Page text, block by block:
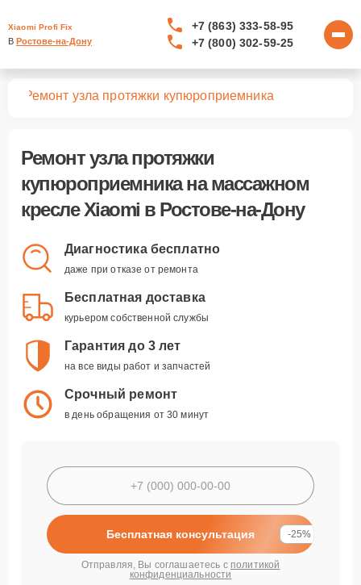
Xiaomi Profi Fix
В Ростове-на-Дону
+7 (863) 333-58-95
+7 (800) 302-59-25
Ремонт узла протяжки купюроприемника
Ремонт узла протяжки
купюроприемникана массажном
кресле Xiaomi в Ростове-на-Дону
Диагностика бесплатно
даже при отказе от ремонта
Бесплатная доставка
курьером собственной службы
Гарантия до 3 лет
на все виды работ и запчастей
Срочный ремонт
в день обращения от 30 минут
Бесплатная консультация -25%
Отправляя, Вы соглашаетесь с политикой
конфиденциальности